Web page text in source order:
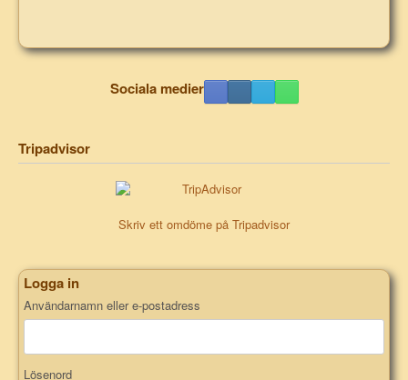
Sociala medier
Tripadvisor
Skriv ett omdöme på Tripadvisor
Logga in
Användarnamn eller e-postadress
Lösenord